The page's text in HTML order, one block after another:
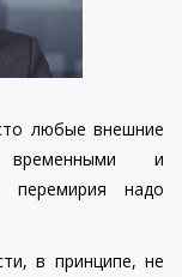
любые внешние
временными и
перемирия надо
в принципе, не